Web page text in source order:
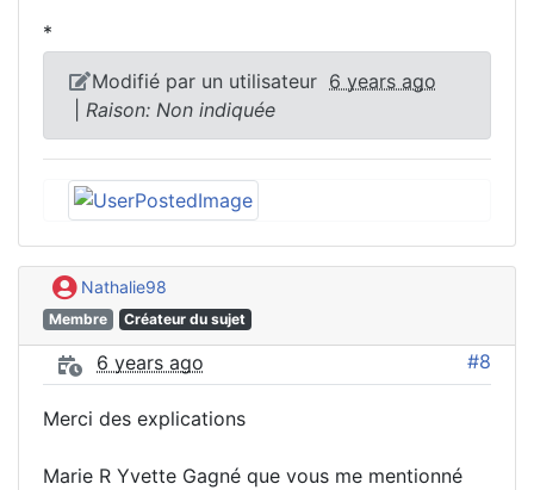
*
Modifié par un utilisateur 6 years ago
Raison: Non indiquée
Nathalie98
Membre Créateur du sujet
6 years ago #8
Merci des explications
Marie R Yvette Gagné que vous me mentionné